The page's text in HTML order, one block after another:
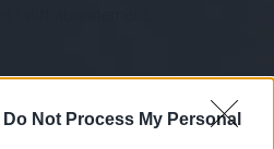
Do Not Process My Personal
Har du gløymt passordet?